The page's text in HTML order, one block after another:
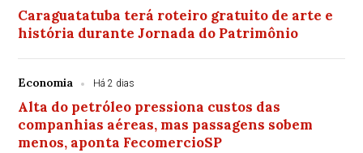
Caraguatatuba terá roteiro gratuito de arte e
história durante Jornada do Patrimônio
Economia Há 2 dias
Alta do petróleo pressiona custos das
companhias aéreas, mas passagens sobem
menos, aponta FecomercioSP